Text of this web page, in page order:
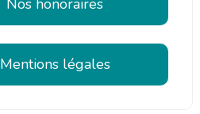
Nos honoraires
Mentions légales